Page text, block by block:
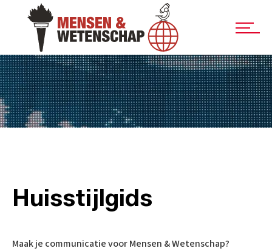
Huisstijlgids
Maak je communicatie voor Mensen & Wetenschap?